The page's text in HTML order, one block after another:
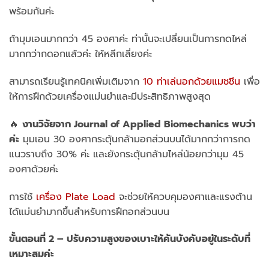
พร้อมกันค่ะ
ถ้ามุมเอนมากกว่า 45 องศาค่ะ ท่านั้นจะเปลี่ยนเป็นการกดไหล่
มากกว่ากดอกแล้วค่ะ ให้หลีกเลี่ยงค่ะ
สามารถเรียนรู้เทคนิคเพิ่มเติมจาก 10 ท่าเล่นอกด้วยแมชชีน เพื่อ
ให้การฝึกด้วยเครื่องแม่นยำและมีประสิทธิภาพสูงสุด
🔥 งานวิจัยจาก Journal of Applied Biomechanics พบว่า
ค่ะ มุมเอน 30 องศากระตุ้นกล้ามอกส่วนบนได้มากกว่าการกด
แนวราบถึง 30% ค่ะ และยังกระตุ้นกล้ามไหล่น้อยกว่ามุม 45
องศาด้วยค่ะ
การใช้ เครื่อง Plate Load จะช่วยให้ควบคุมองศาและแรงต้าน
ได้แม่นยำมากขึ้นสำหรับการฝึกอกส่วนบน
ขั้นตอนที่ 2 – ปรับความสูงของเบาะให้คันบังคับอยู่ในระดับที่
เหมาะสมค่ะ